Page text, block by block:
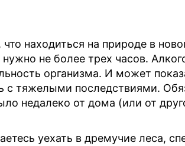
находиться на природе в
не более трех часов.
организма. И может
с тяжелыми последствиями.
недалеко от дома (или от
уехать в дремучие леса,